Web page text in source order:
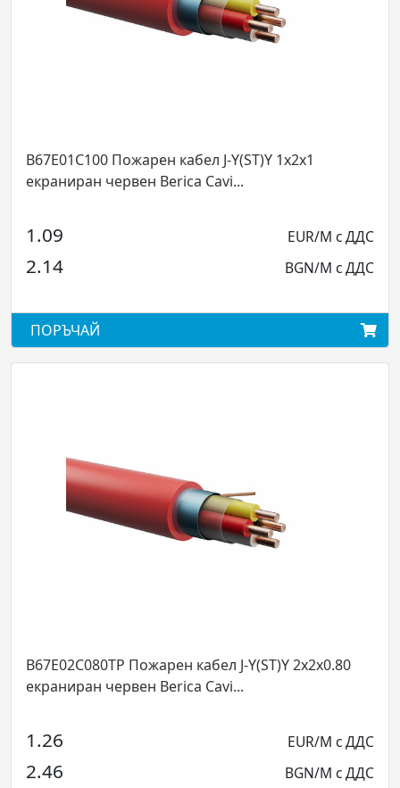
B67E01C100 Пожарен кабел J-Y(ST)Y 1x2x1
екраниран червен Berica Cavi...
1.09 EUR/M с ДДС
2.14 BGN/M с ДДС
ПОРЪЧАЙ
B67E02C080TP Пожарен кабел J-Y(ST)Y 2x2x0.80
екраниран червен Berica Cavi...
1.26 EUR/M с ДДС
2.46 BGN/M с ДДС